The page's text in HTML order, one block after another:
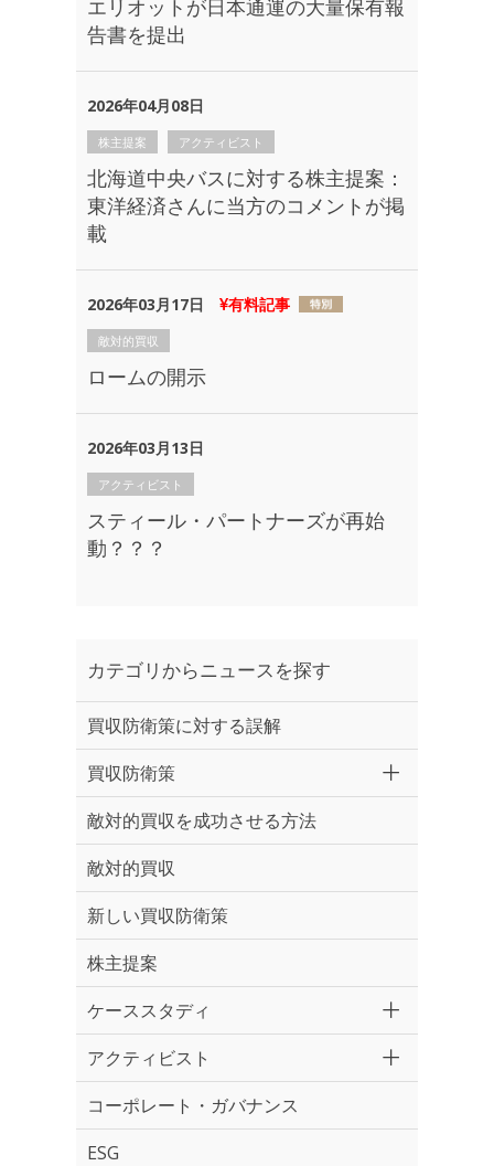
エリオットが日本通運の大量保有報
告書を提出
2026年04月08日
株主提案 アクティビスト
北海道中央バスに対する株主提案：
東洋経済さんに当方のコメントが掲
載
2026年03月17日 有料記事
敵対的買収
ロームの開示
2026年03月13日
アクティビスト
スティール・パートナーズが再始
動？？？
カテゴリからニュースを探す
買収防衛策に対する誤解
買収防衛策
敵対的買収を成功させる方法
敵対的買収
新しい買収防衛策
株主提案
ケーススタディ
アクティビスト
コーポレート・ガバナンス
ESG